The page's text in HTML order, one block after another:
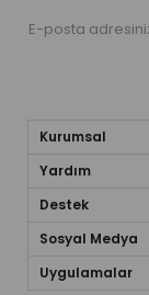
Kurumsal
Yardım
Destek
Sosyal Medya
Uygulamalar